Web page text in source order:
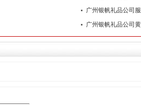
广州银帆礼品公司
广州银帆礼品公司